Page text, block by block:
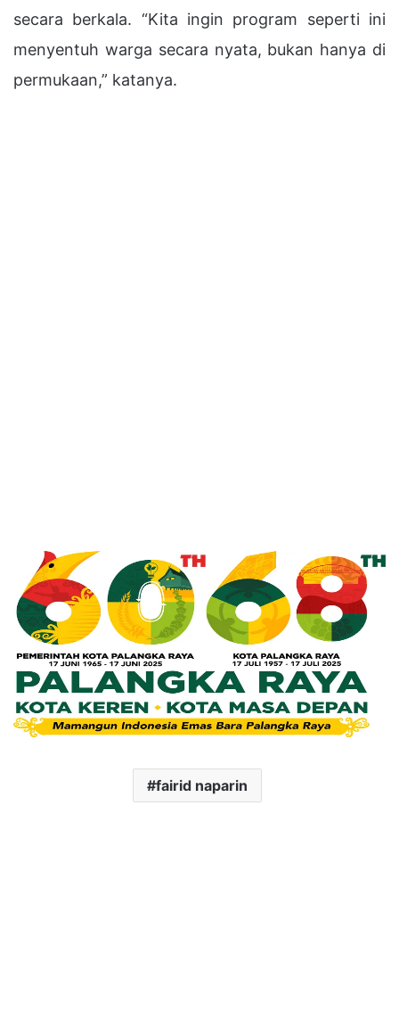
secara berkala. “Kita ingin program seperti ini
menyentuh warga secara nyata, bukan hanya di
permukaan,” katanya.
fairid naparin